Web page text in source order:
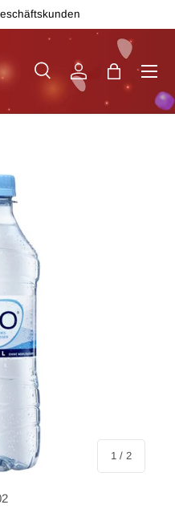
SucheEinloggen
1 / von
2